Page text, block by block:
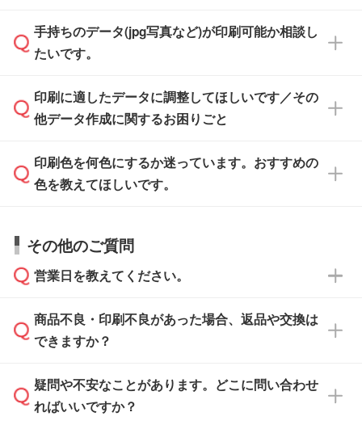
せいただければ、弊社にて無料でデザインデー
タを1点作成いたします。
積・ご注文フォームにアップロードしてご入稿
ください。
ご入稿後は経験豊富なスタッフがデータに不備
がないかチェックし、お客様と確認してから印
刷に進みますので、ご安心ください。
一部商品は入稿用テンプレートのご用意があり
ます。各商品ページの『印刷方法・テンプレー
入稿用のテンプレートはPDF形式ですが、
IllustratorやPhotoshopで開いてご利用いただけ
方」をご確認ください。
手持ちのデータ(jpg写真など)が印刷可能か相談し
たいです。
印刷に適したデータ・解像度かどうか、担当ス
タッフが事前に確認いたします。
ムへ添付いただくか、担当スタッフ宛にメール
でお送りください。
い合わせください。
なお、印刷用データの作り方に関する詳細は、
印刷に適したデータに調整してほしいです／その
他データ作成に関するお困りごと
データ作成でお困りの際には、担当スタッフが
サポートいたしますのでお気軽にご相談くださ
から添付してお送りください。
・解像度の低いデータをトレース/調整してほ
しい
解像度の低い画像や、手書きのイラスト、写真
などを、印刷に適したベクターデータに変換し
・フルカラーデータを1色に変換してほしい
印刷色を何色にするか迷っています。おすすめの
色を教えてほしいです。
お見積・ご注文・
相談いただきますと、担当スタッフがお客様の
ご希望や商品の本体色を確認し、印刷色をご提
本体色がブラック、ネイビーなど濃色の場合は
白色か淡い色の印刷色をおすすめしておりま
す。
本体色がナチュラルなど淡色の場合、印刷をく
っきりと目立たせたいときは濃い印刷色が、柔
らかい雰囲気にしたいときは淡い印刷色が映え
その他のご質問
営業日を教えてください。
営業日は平日の10:00～18:00で、土日祝日はお
休みとなります。注文・見積・お問い合わせ
速やかに対応いたします。
商品不良・印刷不良があった場合、返品や交換は
できますか？
お手数をお掛けいたしますが、至急担当スタッ
フまでご連絡ください。商品の状況を確認し、
疑問や不安なことがあります。どこに問い合わせ
ればいいですか？